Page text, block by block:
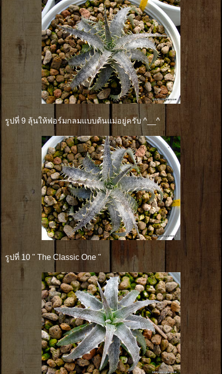
รูปที่ 9 ลุ้นให้ฟอร์มกลมแบบต้นแม่อยู่ครับ ^__^
รูปที่ 10 " The Classic One "